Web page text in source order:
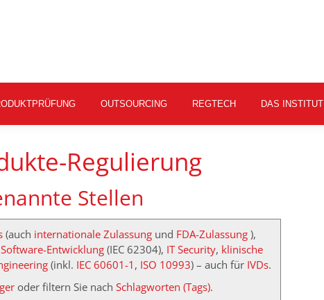
OUTSOURCING REGTECH DAS INSTITUT
Regulierung
Stellen
(auch internationale Zulassung und FDA-Zulassung ),
Software-Entwicklung (IEC 62304), IT Security, klinische
(inkl. IEC 60601-1 , ISO 10993) – auch für IVDs.
oder filtern Sie nach Schlagworten (Tags).